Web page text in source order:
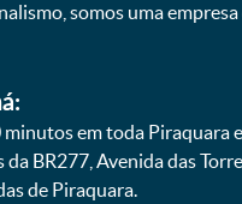
somos uma
em toda Piraquara
BR277, Avenida das
de Piraquara.